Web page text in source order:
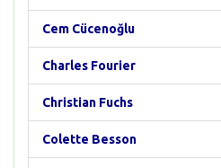
Cem Cücenoğlu
Charles Fourier
Christian Fuchs
Colette Besson